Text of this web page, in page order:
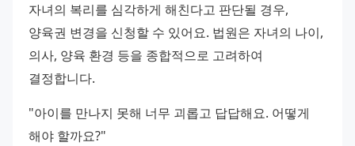
자녀의 복리를 심각하게 해친다고 판단될 경우,
양육권 변경을 신청할 수 있어요. 법원은 자녀의 나이,
의사, 양육 환경 등을 종합적으로 고려하여
결정합니다.
"아이를 만나지 못해 너무 괴롭고 답답해요. 어떻게
해야 할까요?"